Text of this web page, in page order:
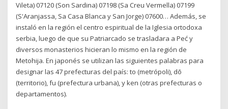
Vileta) 07120 (Son Sardina) 07198 (Sa Creu Vermella) 07199
(S'Aranjassa, Sa Casa Blanca y San Jorge) 07600… Además, se
instaló en la región el centro espiritual de la Iglesia ortodoxa
serbia, luego de que su Patriarcado se trasladara a Peć y
diversos monasterios hicieran lo mismo en la región de
Metohija. En japonés se utilizan las siguientes palabras para
designar las 47 prefecturas del país: to (metrópoli), dō
(territorio), fu (prefectura urbana), y ken (otras prefecturas o
departamentos).